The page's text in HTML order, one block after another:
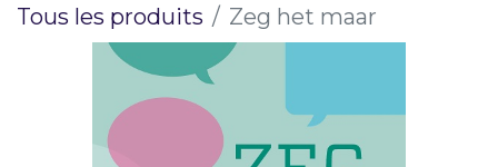
Tous les produits Zeg het maar